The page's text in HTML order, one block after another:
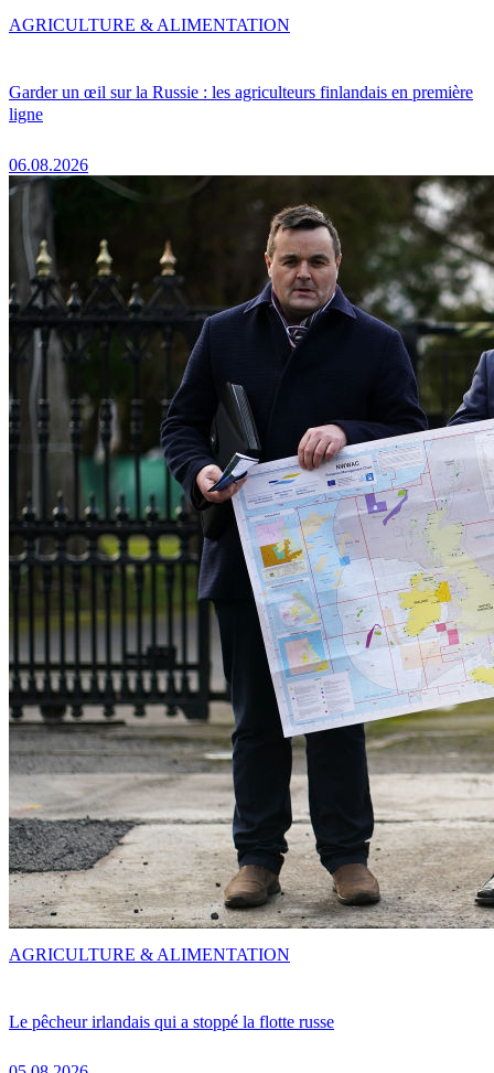
Garder un œil sur la Russie : les agriculteurs finlandais en première
ligne
06.08.2026
AGRICULTURE & ALIMENTATION
Le pêcheur irlandais qui a stoppé la flotte russe
AGRICULTURE & ALIMENTATION